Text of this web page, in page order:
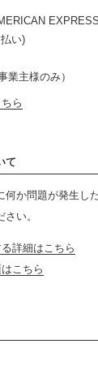
い)
業主様のみ）
ら
て
何か問題が発生し
い。
詳細はこちら
こちら